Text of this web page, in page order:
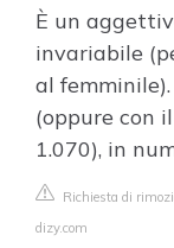
È un
invariabile
al
(oppure con
1.070), in
Richiesta di
dizy.com